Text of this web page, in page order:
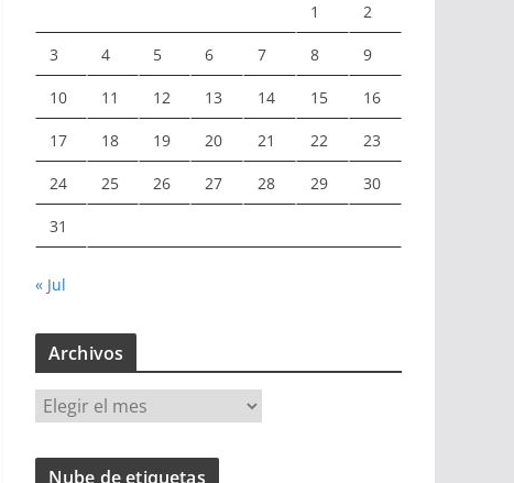
1 2
3 4 5 6 7 8 9
10 11 12 13 14 15 16
17 18 19 20 21 22 23
24 25 26 27 28 29 30
31
« Jul
Archivos
c
Nube de etiquetas